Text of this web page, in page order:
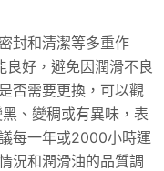
封和清潔等多重作
良好，避免因潤滑不良
否需要更換，可以觀
、變稠或有異味，表
每一年或2000小時運
況和潤滑油的品質調